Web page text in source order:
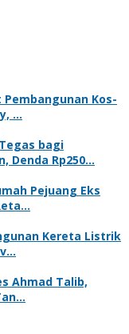
Kos-
…
bagi
Denda Rp250…
Pejuang Eks
Kereta Listrik
Ahmad Talib,